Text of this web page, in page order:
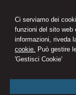
Ci serviamo dei
funzioni del sito web
informazioni, riveda
cookie. Può gestire
'Gestisci Cookie'